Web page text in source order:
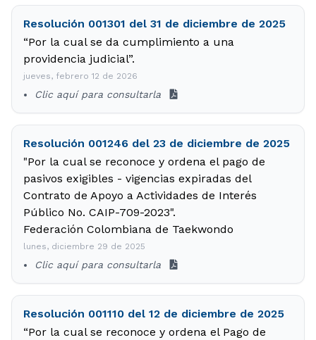
Resolución 001301 del 31 de diciembre de 2025
“Por la cual se da cumplimiento a una
providencia judicial”.
jueves, febrero 12 de 2026
Clic aquí para consultarla
Resolución 001246 del 23 de diciembre de 2025
"Por la cual se reconoce y ordena el pago de
pasivos exigibles - vigencias expiradas del
Contrato de Apoyo a Actividades de Interés
Público No. CAIP-709-2023".
Federación Colombiana de Taekwondo
lunes, diciembre 29 de 2025
Clic aquí para consultarla
Resolución 001110 del 12 de diciembre de 2025
“Por la cual se reconoce y ordena el Pago de